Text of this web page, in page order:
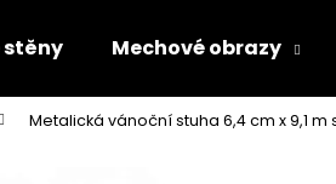
stěny Mechové obrazy
Metalická vánoční stuha 6,4 cm x 9,1 m
Co potřebujete